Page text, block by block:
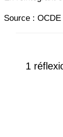
Source : OCDE
1